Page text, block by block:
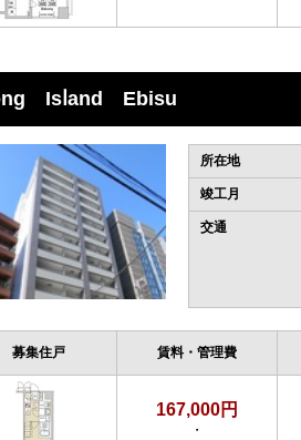
Isⅼand Ebisu
所在地
竣工月
交通
募集住戸 賃料・管理費
167,000円
・